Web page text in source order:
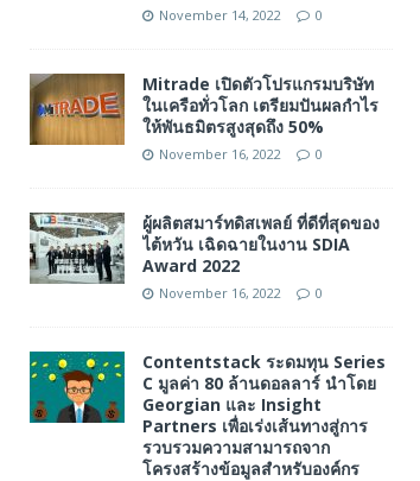
November 14, 2022 0
Mitrade เปิดตัวโปรแกรมบริษัท
ในเครือทั่วโลก เตรียมปันผลกำไร
ให้พันธมิตรสูงสุดถึง 50%
November 16, 2022 0
ผู้ผลิตสมาร์ทดิสเพลย์ ที่ดีที่สุดของ
ไต้หวัน เฉิดฉายในงาน SDIA
Award 2022
November 16, 2022 0
Contentstack ระดมทุน Series
C มูลค่า 80 ล้านดอลลาร์ นำโดย
Georgian และ Insight
Partners เพื่อเร่งเส้นทางสู่การ
รวบรวมความสามารถจาก
โครงสร้างข้อมูลสำหรับองค์กร